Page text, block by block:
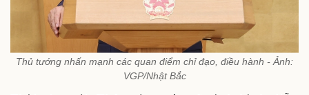
Thủ tướng nhấn mạnh các quan điểm chỉ đạo, điều hành - Ảnh:
VGP/Nhật Bắc